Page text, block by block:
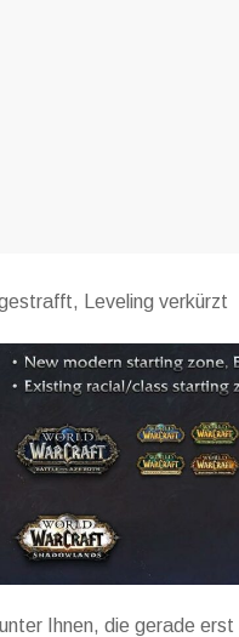
Leveling verkürzt
Ihnen, die gerade erst